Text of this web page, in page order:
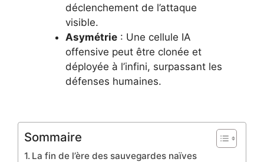
déclenchement de l’attaque
visible.
Asymétrie : Une cellule IA
offensive peut être clonée et
déployée à l’infini, surpassant les
défenses humaines.
Sommaire
La fin de l’ère des sauvegardes naïves